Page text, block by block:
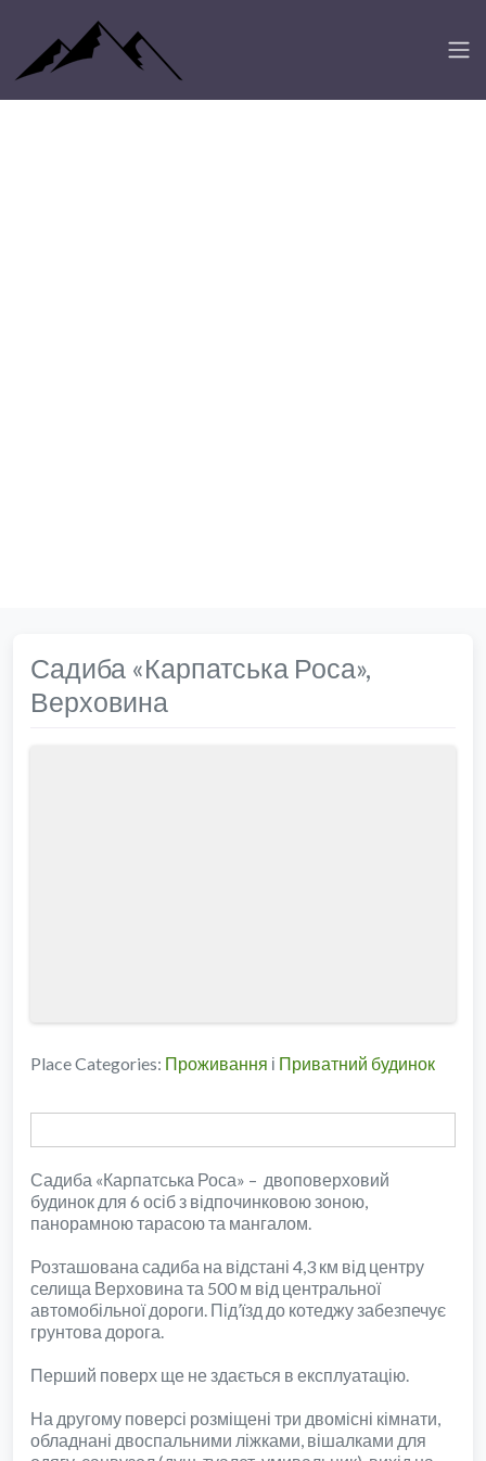
Садиба «Карпатська Роса»,
Верховина
Place Categories: Проживання і Приватний будинок
Садиба «Карпатська Роса» – двоповерховий
будинок для 6 осіб з відпочинковою зоною,
панорамною тарасою та мангалом.
Розташована садиба на відстані 4,3 км від центру
селища Верховина та 500 м від центральної
автомобільної дороги. Під’їзд до котеджу забезпечує
грунтова дорога.
Перший поверх ще не здається в експлуатацію.
На другому поверсі розміщені три двомісні кімнати,
обладнані двоспальними ліжками, вішалками для